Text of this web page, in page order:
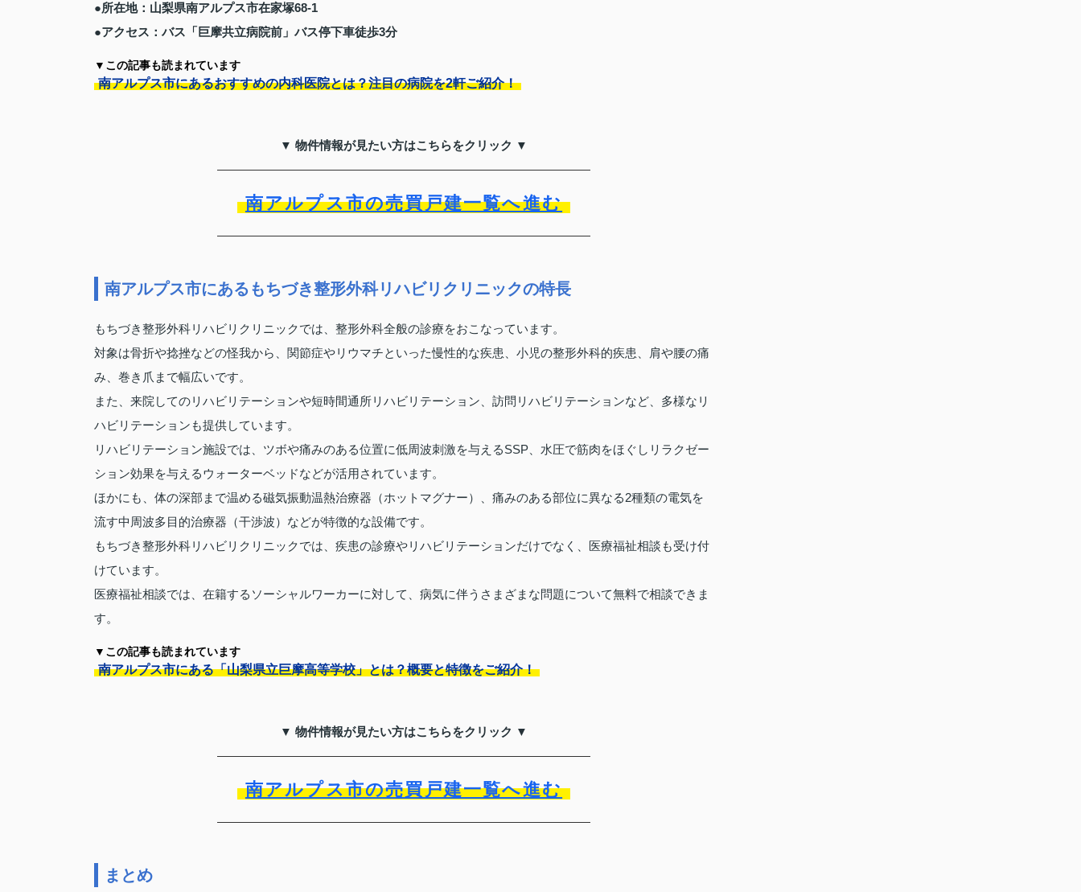
●所在地：山梨県南アルプス市在家塚68-1
●アクセス：バス「巨摩共立病院前」バス停下車徒歩3分
▼この記事も読まれています
南アルプス市にあるおすすめの内科医院とは？注目の病院を2軒ご紹介！
▼ 物件情報が見たい方はこちらをクリック ▼
南アルプス市の売買戸建一覧へ進む
南アルプス市にあるもちづき整形外科リハビリクリニックの特長
もちづき整形外科リハビリクリニックでは、整形外科全般の診療をおこなっています。
対象は骨折や捻挫などの怪我から、関節症やリウマチといった慢性的な疾患、小児の整形外科的疾患、肩や腰の痛
み、巻き爪まで幅広いです。
また、来院してのリハビリテーションや短時間通所リハビリテーション、訪問リハビリテーションなど、多様なリ
ハビリテーションも提供しています。
リハビリテーション施設では、ツボや痛みのある位置に低周波刺激を与えるSSP、水圧で筋肉をほぐしリラクゼー
ション効果を与えるウォーターベッドなどが活用されています。
ほかにも、体の深部まで温める磁気振動温熱治療器（ホットマグナー）、痛みのある部位に異なる2種類の電気を
流す中周波多目的治療器（干渉波）などが特徴的な設備です。
もちづき整形外科リハビリクリニックでは、疾患の診療やリハビリテーションだけでなく、医療福祉相談も受け付
けています。
医療福祉相談では、在籍するソーシャルワーカーに対して、病気に伴うさまざまな問題について無料で相談できま
す。
▼この記事も読まれています
南アルプス市にある「山梨県立巨摩高等学校」とは？概要と特徴をご紹介！
▼ 物件情報が見たい方はこちらをクリック ▼
南アルプス市の売買戸建一覧へ進む
まとめ